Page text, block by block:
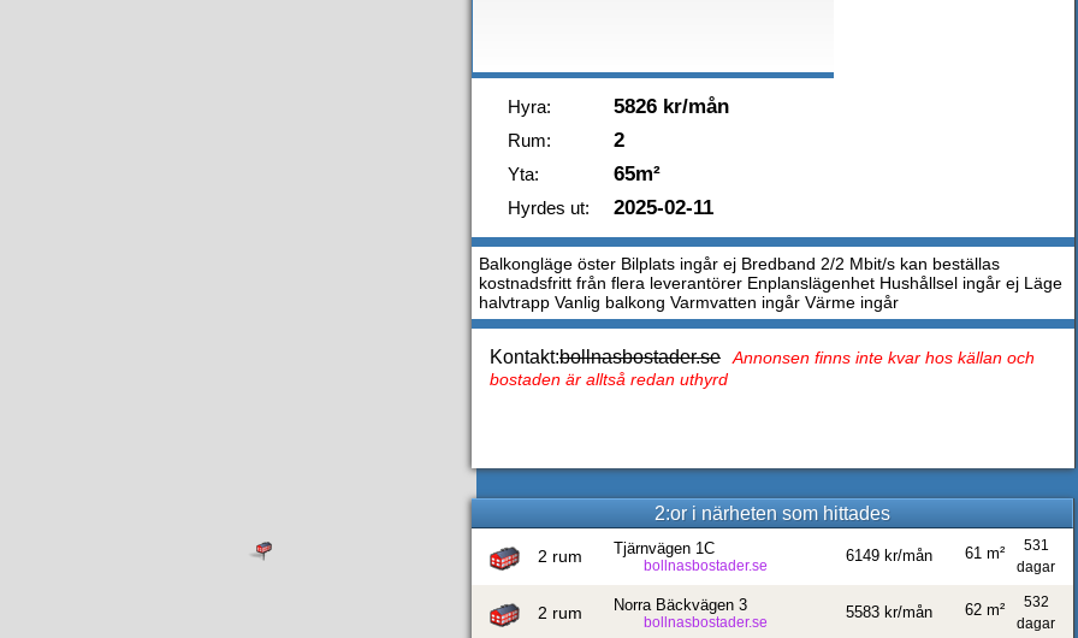
Hyra: 5826 kr/mån
Rum: 2
Yta: 65m²
Hyrdes ut: 2025-02-11
Balkongläge öster Bilplats ingår ej Bredband 2/2 Mbit/s kan beställas
kostnadsfritt från flera leverantörer Enplanslägenhet Hushållsel ingår ej Läge
halvtrapp Vanlig balkong Varmvatten ingår Värme ingår
Kontakt:bollnasbostader.se
Annonsen finns inte kvar hos källan och
bostaden är alltså redan uthyrd
2:or i närheten som hittades
2 rum Tjärnvägen 1C
bollnasbostader.se
6149 kr/mån
531
dagar
61 m²
2 rum Norra Bäckvägen 3
bollnasbostader.se
5583 kr/mån
532
dagar
62 m²